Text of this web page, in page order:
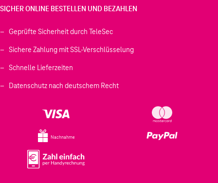
SICHER ONLINE BESTELLEN UND BEZAHLEN
Geprüfte Sicherheit durch TeleSec
Sichere Zahlung mit SSL-Verschlüsselung
Schnelle Lieferzeiten
Datenschutz nach deutschem Recht
Nachnahme